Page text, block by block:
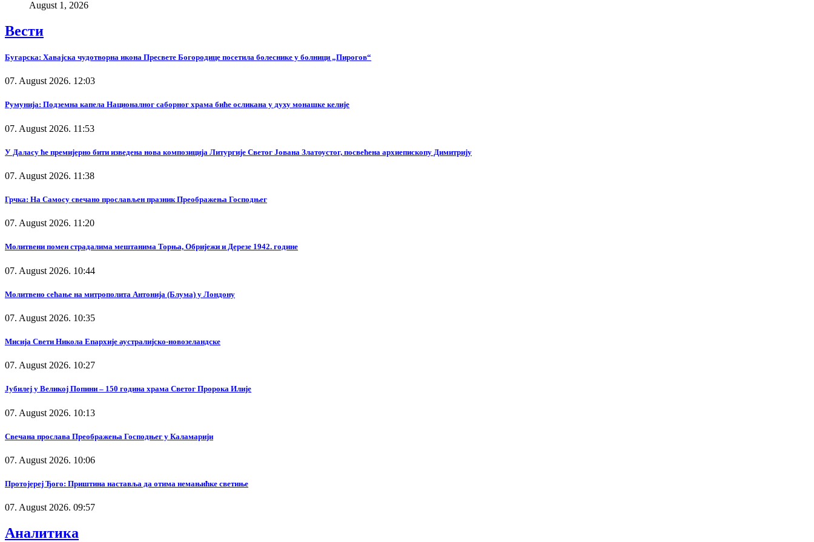
August 1, 2026
Вести
Бугарска: Хавајска чудотворна икона Пресвете Богородице посетила болеснике у болници „Пирогов“
07. August 2026. 12:03
Румунија: Подземна капела Националног саборног храма биће осликана у духу монашке келије
07. August 2026. 11:53
У Даласу ће премијерно бити изведена нова композиција Литургије Светог Јована Златоустог, посвећена архиепископу Димитрију
07. August 2026. 11:38
Грчка: На Самосу свечано прослављен празник Преображења Господњег
07. August 2026. 11:20
Молитвени помен страдалима мештанима Торња, Обријежи и Дерезе 1942. године
07. August 2026. 10:44
Молитвено сећање на митрополита Антонија (Блума) у Лондону
07. August 2026. 10:35
Мисија Свети Никола Епархије аустралијско-новозеландске
07. August 2026. 10:27
Јубилеј у Великој Попини – 150 година храма Светог Пророка Илије
07. August 2026. 10:13
Свечана прослава Преображења Господњег у Каламарији
07. August 2026. 10:06
Протојереј Ђого: Приштина наставља да отима немањићке светиње
07. August 2026. 09:57
Аналитика